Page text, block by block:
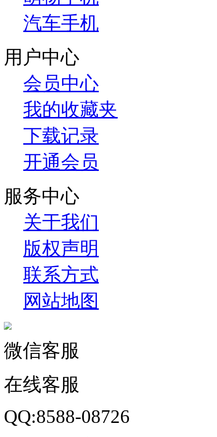
汽车手机
用户中心
会员中心
我的收藏夹
下载记录
开通会员
服务中心
关于我们
版权声明
联系方式
网站地图
微信客服
在线客服
QQ:8588-08726